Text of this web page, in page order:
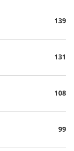
139
131
108
99